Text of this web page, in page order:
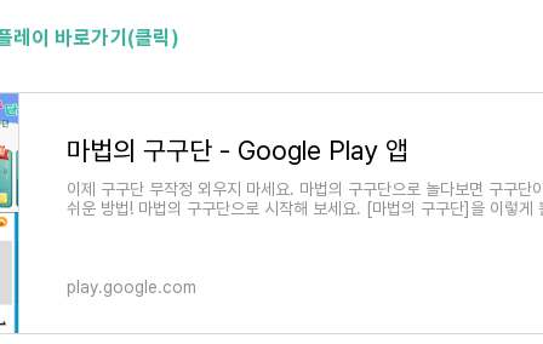
레이 바로가기(클릭)
마법의 구구단 - Google Play 앱
이제 구구단 무작정 외우지 마세요. 마법의 구구단으로 놀다보면 구구단
쉬운 방법! 마법의 구구단으로 시작해 보세요. [마법의 구구단]을 이렇게
play.google.com